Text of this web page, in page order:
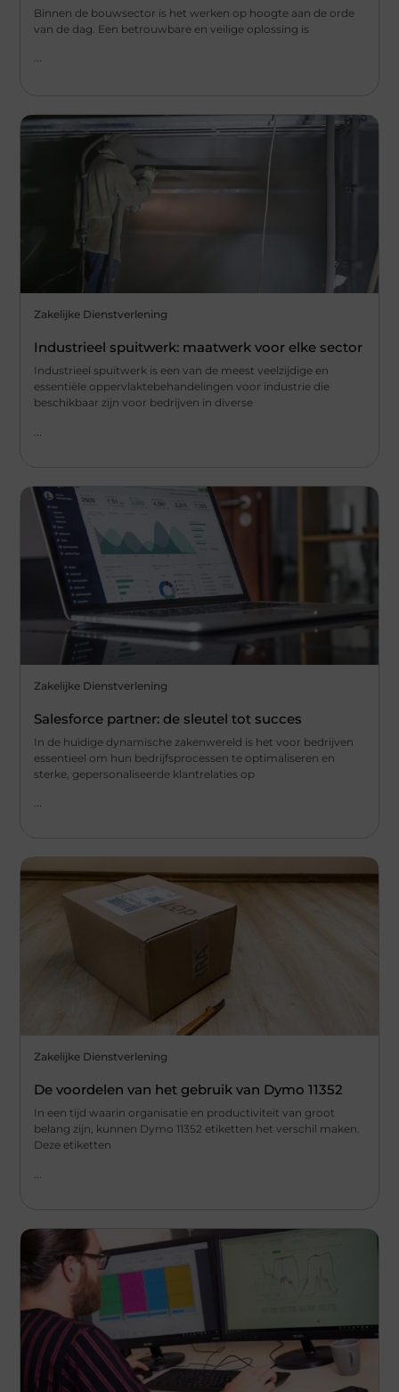
Binnen de bouwsector is het werken op hoogte aan de orde
van de dag. Een betrouwbare en veilige oplossing is
...
Zakelijke Dienstverlening
Industrieel spuitwerk: maatwerk voor elke sector
Industrieel spuitwerk is een van de meest veelzijdige en
essentiële oppervlaktebehandelingen voor industrie die
beschikbaar zijn voor bedrijven in diverse
Zakelijke Dienstverlening
Salesforce partner: de sleutel tot succes
In de huidige dynamische zakenwereld is het voor bedrijven
essentieel om hun bedrijfsprocessen te optimaliseren en
sterke, gepersonaliseerde klantrelaties op
...
Zakelijke Dienstverlening
De voordelen van het gebruik van Dymo 11352
In een tijd waarin organisatie en productiviteit van groot
belang zijn, kunnen Dymo 11352 etiketten het verschil maken.
Deze etiketten